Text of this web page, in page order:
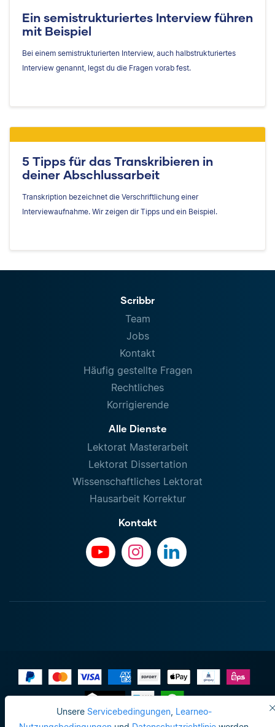
Unsere Servicebedingungen, Learneo-
Ein semistrukturiertes Interview führen
mit Beispiel
Bei einem semistrukturierten Interview, auch halbstrukturiertes
Interview genannt, legst du die Fragen vorab fest.
5 Tipps für das Transkribieren in
deiner Abschlussarbeit
Transkription bezeichnet die Verschriftlichung einer
Interviewaufnahme. Wir zeigen dir Tipps und ein Beispiel.
Scribbr
Team
Jobs
Kontakt
Häufig gestellte Fragen
Rechtliches
Korrigierende
Alle Dienste
Lektorat Masterarbeit
Lektorat Dissertation
Wissenschaftliches Lektorat
Hausarbeit Korrektur
Kontakt
Impressum